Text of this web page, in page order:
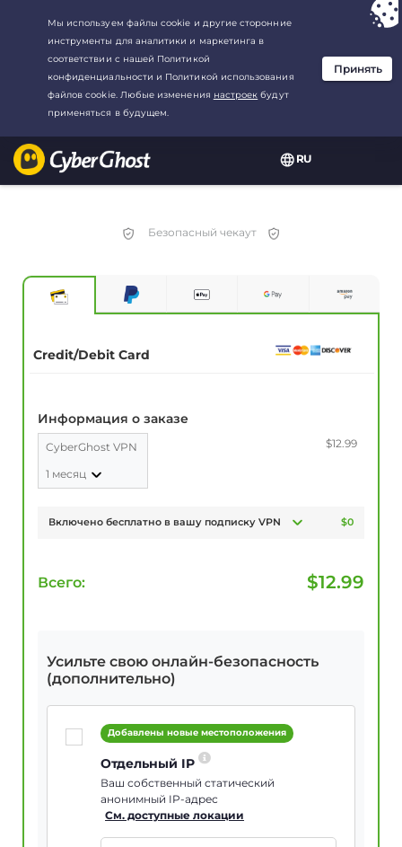
RU
Ваш выбор:Лучшая сделкадля3.3333333333333-год at$
месяц
Безопасный чекаут
Credit/Debit Card
Информация о заказе
CyberGhost VPN
1 месяц
$12.99
Включено бесплатно в вашу подписку VPN $0
Всего: $12.99
Усильте свою онлайн-безопасность
(дополнительно)
Добавлены новые местоположения
Отдельный IP
Ваш собственный статический
анонимный IP-адрес
См. доступные локации